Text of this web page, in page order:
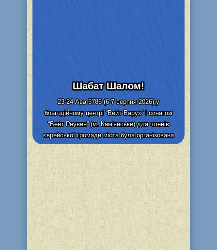
Шабат Шалом!
23-24 Ава 5786 (6-7 серпня 2026) у
благодійному центрі “Бейт Барух” і синагозі
“Бейт Реувен” (м. Кам'янське) для членів
єврейської громади міста була організована
видача та адресна доставка...
Детальніше